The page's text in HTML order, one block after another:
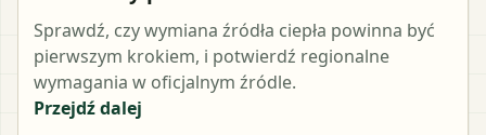
Sprawdź, czy wymiana źródła ciepła powinna być
pierwszym krokiem, i potwierdź regionalne
wymagania w oficjalnym źródle.
Przejdź dalej